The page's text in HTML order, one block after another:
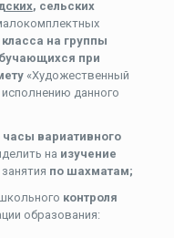
, сельских
на группы
при
«Художественный
данного
вариативного
на изучение
занятия по шахматам;
контроля
образования: